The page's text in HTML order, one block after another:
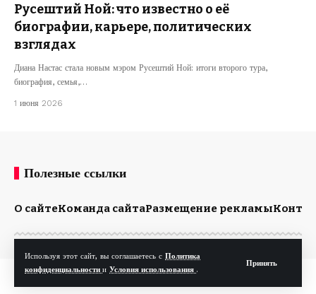
Используя этот сайт, вы соглашаетесь с Политика
конфиденциальности и Условия использования .
Принять
Русештий Ной: что известно о её
биографии, карьере, политических
взглядах
Диана Настас стала новым мэром Русештий Ной: итоги второго тура,
биография, семья,…
1 июня 2026
Полезные ссылки
О сайтеКоманда сайтаРазмещение рекламы
© Kp.md. Все права защищены.